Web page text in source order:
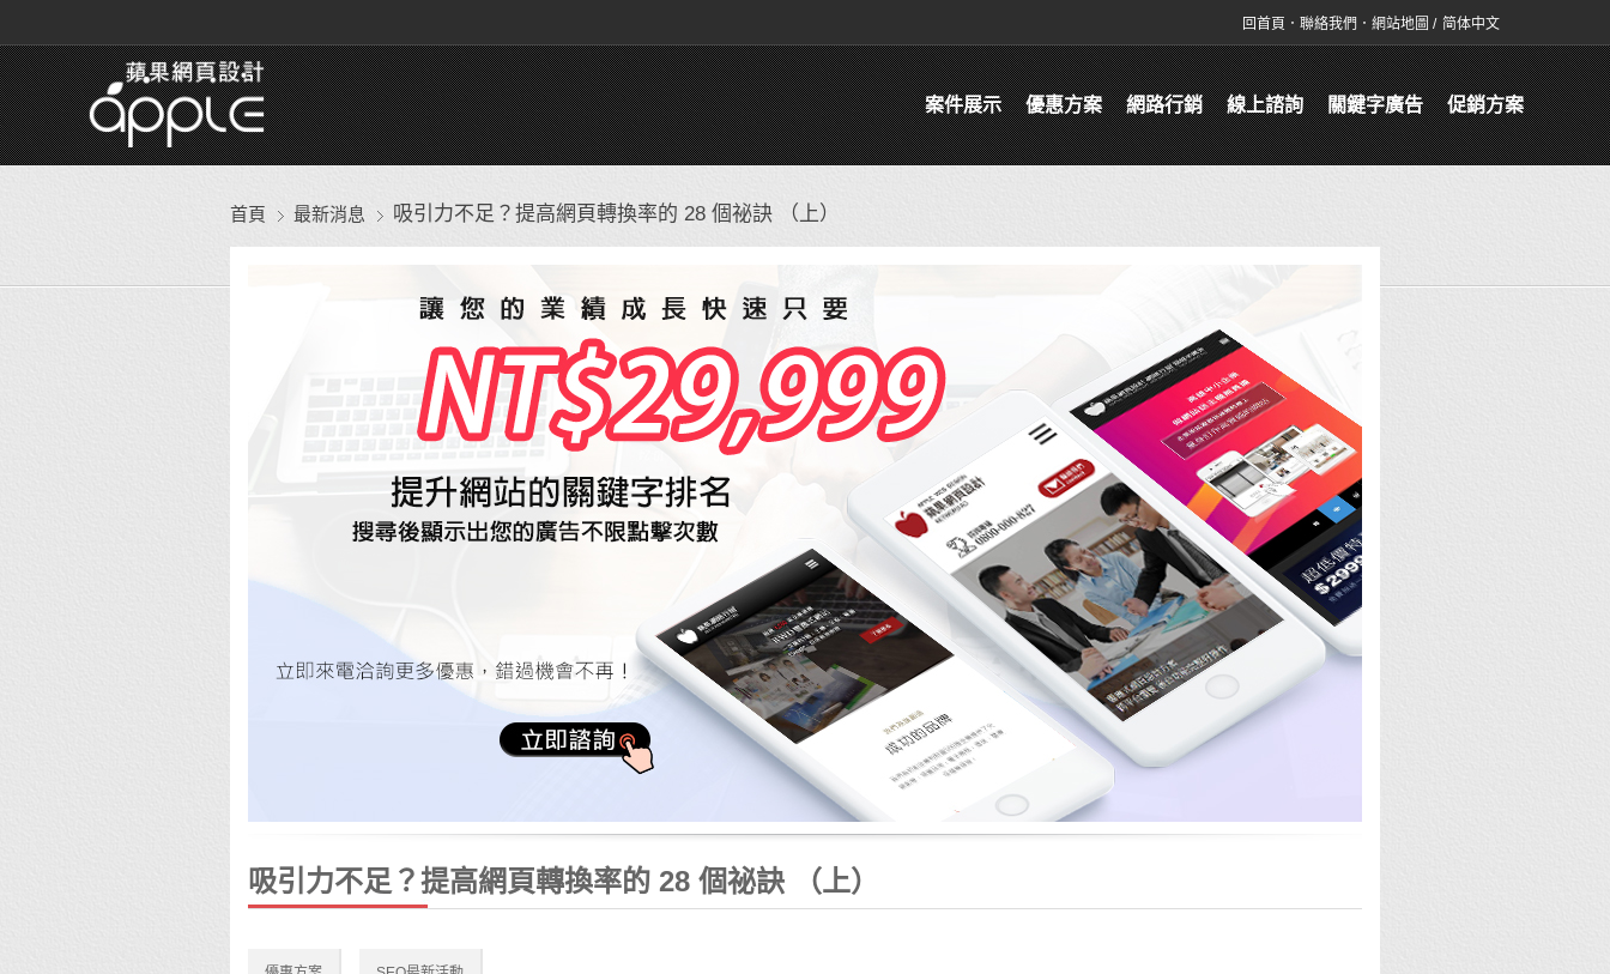
简体中文
網站地圖 /
聯絡我們 ．
回首頁 ．
案件展示 優惠方案 網路行銷 線上諮詢 關鍵字廣告 促銷方案
首頁 最新消息 吸引力不足？提高網頁轉換率的 28 個祕訣 （上）
吸引力不足？提高網頁轉換率的 28 個祕訣 （上）